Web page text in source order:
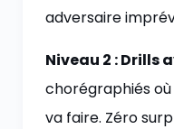
adversaire
Niveau 2 : Drills
chorégraphiés
va faire. Zéro